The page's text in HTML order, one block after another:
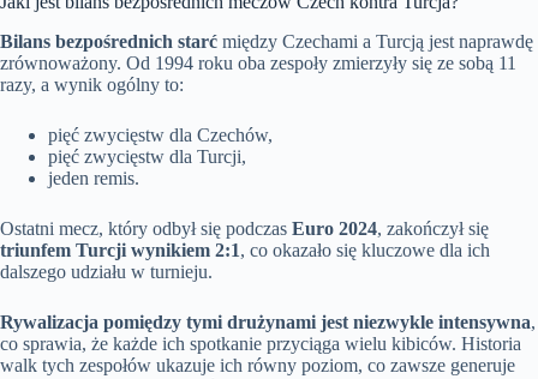
Bilans bezpośrednich starć między Czechami a Turcją jest naprawdę
zrównoważony. Od 1994 roku oba zespoły zmierzyły się ze sobą 11
razy, a wynik ogólny to:
pięć zwycięstw dla Czechów,
pięć zwycięstw dla Turcji,
jeden remis.
Ostatni mecz, który odbył się podczas Euro 2024, zakończył się
triunfem Turcji wynikiem 2:1, co okazało się kluczowe dla ich
dalszego udziału w turnieju.
Rywalizacja pomiędzy tymi drużynami jest niezwykle intensywna,
co sprawia, że każde ich spotkanie przyciąga wielu kibiców. Historia
walk tych zespołów ukazuje ich równy poziom, co zawsze generuje